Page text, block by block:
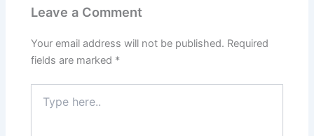
Leave a Comment
Your email address will not be published. Required
fields are marked *
here..